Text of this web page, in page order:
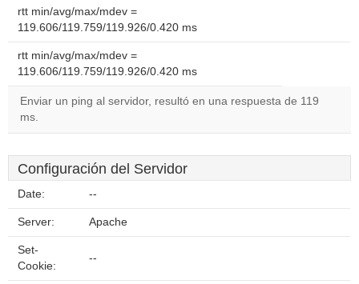
rtt min/avg/max/mdev =
119.606/119.759/119.926/0.420 ms
rtt min/avg/max/mdev =
119.606/119.759/119.926/0.420 ms
Enviar un ping al servidor, resultó en una respuesta de 119
ms.
Configuración del Servidor
Date: --
Server: Apache
Set-
Cookie:
--